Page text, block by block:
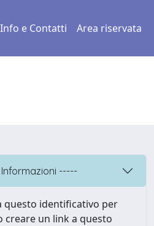
Info e Contatti Area riservata
-----
questo identificativo per
creare un link a questo